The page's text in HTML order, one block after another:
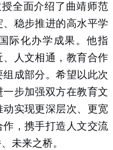
全面介绍了曲靖师范
稳步推进的高水平学
际化办学成果。他指
人文相通，教育合作
成部分。希望以此次
步加强双方在教育文
实现更深层次、更宽
，携手打造人文交流
未来之桥。